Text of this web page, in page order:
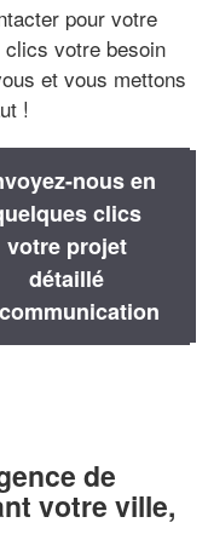
pour votre
clics votre besoin
et vous mettons
!
nous en
clics
votre projet
détaillé
de
votre ville,